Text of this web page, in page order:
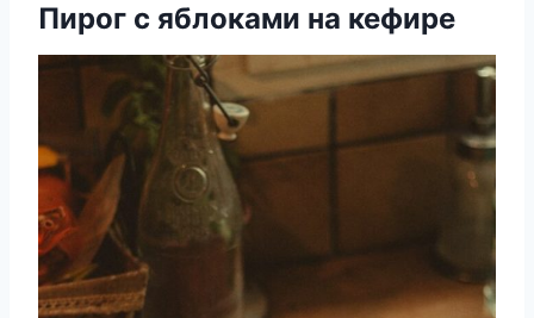
Пирог с яблоками на кефире